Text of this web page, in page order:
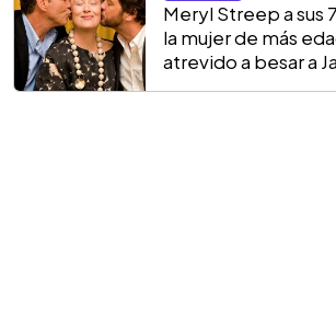
Meryl Streep a sus
la mujer de más
atrevido a besar a